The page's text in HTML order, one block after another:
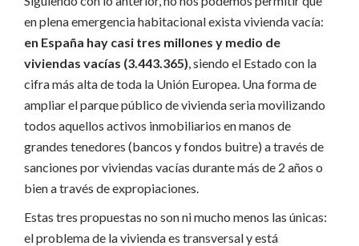
en plena emergencia habitacional exista vivienda vacía:
en España hay casi tres millones y medio de
viviendas vacías (3.443.365), siendo el Estado con la
cifra más alta de toda la Unión Europea. Una forma de
ampliar el parque público de vivienda seria movilizando
todos aquellos activos inmobiliarios en manos de
grandes tenedores (bancos y fondos buitre) a través de
sanciones por viviendas vacías durante más de 2 años o
bien a través de expropiaciones.
Estas tres propuestas no son ni mucho menos las únicas:
el problema de la vivienda es transversal y está